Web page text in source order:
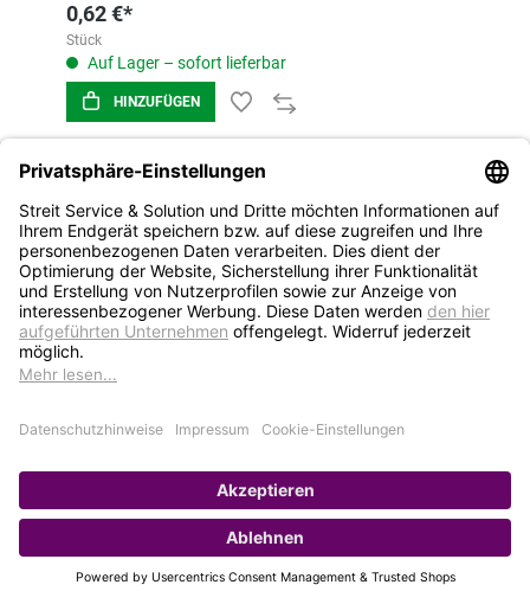
0,62 €*
Stück
Auf Lager – sofort lieferbar
HINZUFÜGEN
1 2 3 4 5
STREIT Newsletter
Neue Produkte, Blogbeiträge, Eventeinladungen und
Bleiben Sie auf dem Laufenden und abonnieren Sie
gerne unseren Newsletter: